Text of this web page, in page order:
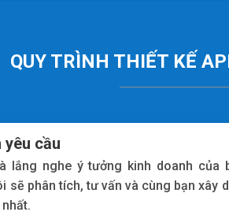
QUY TRÌNH THIẾT KẾ
cầu
lắng nghe ý tưởng kinh doanh của
sẽ phân tích, tư vấn và cùng bạn xây